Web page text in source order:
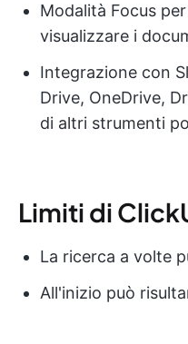
Modalità Focus
visualizzare i
Integrazione con
Drive, OneDrive,
di altri strumenti
Limiti di
La ricerca a volte
All'inizio può